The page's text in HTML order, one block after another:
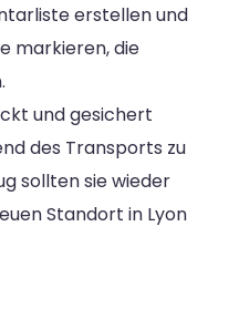
erstellen und
markieren, die
und gesichert
des Transports zu
sollten sie wieder
Standort in Lyon